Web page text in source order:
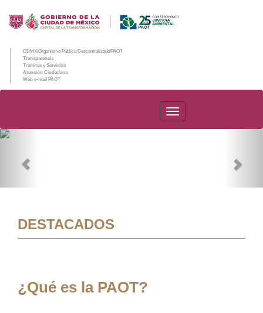
CDMX/Organismo Público Descentralizado/PAOT
Transparencia
Trámites y Servicios
Atención Ciudadana
Web e-mail PAOT
PAOT
DESTACADOS
¿Qué es la PAOT?